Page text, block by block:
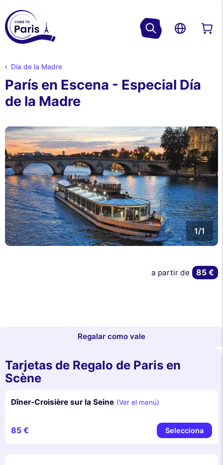
Día de la Madre
París en Escena - Especial Día
de la Madre
1/1
a partir de 85 €
Regalar como vale
Tarjetas de Regalo de Paris en
Scène
Dîner-Croisière sur la Seine (Ver el menú)
85 € Selecciona